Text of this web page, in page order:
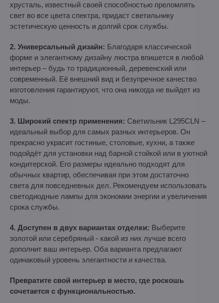
хрусталь, известный своей способностью преломлять
свет во все цвета спектра, придаст светильнику
эстетическую ценность и долгий срок службы.
2. Универсальный дизайн: Благодаря классической
форме и элегантному дизайну люстра впишется в любой
интерьер – будь то традиционный, деревенский или
современный. Её внешний вид и безупречное качество
изготовления гарантируют, что она никогда не выйдет из
моды.
3. Широкий спектр применения: Светильник L295CLN –
идеальный выбор для самых разных интерьеров. Он
прекрасно украсит гостиные, столовые, кухни, а также
подойдёт для установки над барной стойкой или в уютной
кондитерской. Его размеры идеально подходят для
обычных квартир, обеспечивая при этом достаточно
света для повседневных дел. Рекомендуем использовать
светодиодные лампы для экономии энергии и увеличения
срока службы.
4. Доступен в двух вариантах отделки: Выберите
золотой или серебряный - какой из них лучше всего
дополнит ваш интерьер. Оба варианта предлагают
одинаковый уровень элегантности и качества.
Превратите свой интерьер в место, где роскошь
сочетается с функциональностью.